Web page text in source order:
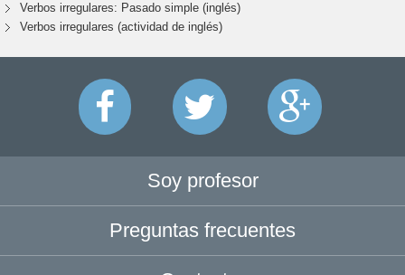
Verbos irregulares: Pasado simple (inglés)
Verbos irregulares (actividad de inglés)
Soy profesor
Preguntas frecuentes